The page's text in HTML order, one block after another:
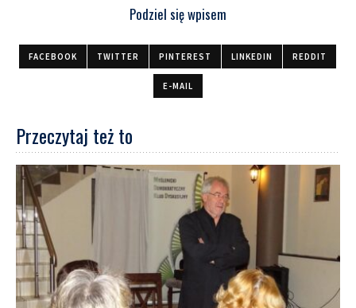
Podziel się wpisem
FACEBOOK TWITTER PINTEREST LINKEDIN REDDIT
E-MAIL
Przeczytaj też to